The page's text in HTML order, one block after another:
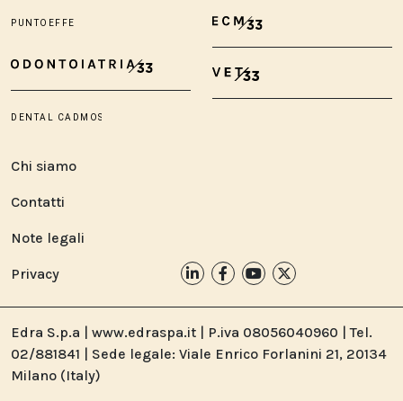
Chi siamo
Contatti
Note legali
Privacy
Edra S.p.a | www.edraspa.it | P.iva 08056040960 | Tel.
02/881841 | Sede legale: Viale Enrico Forlanini 21, 20134
Milano (Italy)